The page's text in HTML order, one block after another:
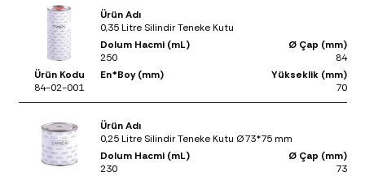
Ürün Adı
0,35 Litre Silindir Teneke Kutu
Dolum Hacmi (mL)
250
Ø Çap (mm)
84
Ürün Kodu
84-02-001
En*Boy (mm)
Yükseklik (mm)
70
Ürün Adı
0,25 Litre Silindir Teneke Kutu Ø73*75 mm
Dolum Hacmi (mL)
230
Ø Çap (mm)
73